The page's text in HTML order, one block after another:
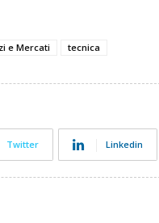
e Mercati tecnica
Twitter Linkedin